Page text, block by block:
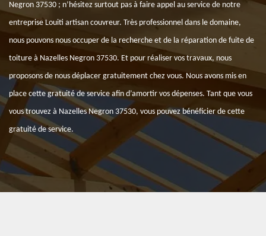
Negron 37530 ; n’hésitez surtout pas à faire appel au service de notre
entreprise Louiti artisan couvreur. Très professionnel dans le domaine,
nous pouvons nous occuper de la recherche et de la réparation de fuite de
toiture à Nazelles Negron 37530. Et pour réaliser vos travaux, nous
proposons de nous déplacer gratuitement chez vous. Nous avons mis en
place cette gratuité de service afin d’amortir vos dépenses. Tant que vous
vous trouvez à Nazelles Negron 37530, vous pouvez bénéficier de cette
gratuité de service.